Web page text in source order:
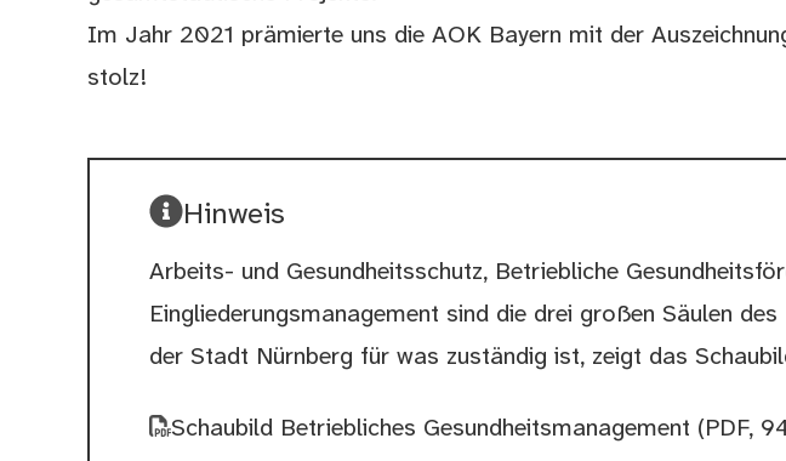
Im Jahr 2021 prämierte uns die AOK Bayern mit der
stolz!
Hinweis
Arbeits- und Gesundheitsschutz, Betriebliche
Eingliederungsmanagement sind die drei großen Säulen
der Stadt Nürnberg für was zuständig ist, zeigt das
Schaubild Betriebliches Gesundheitsmanagement (PDF,